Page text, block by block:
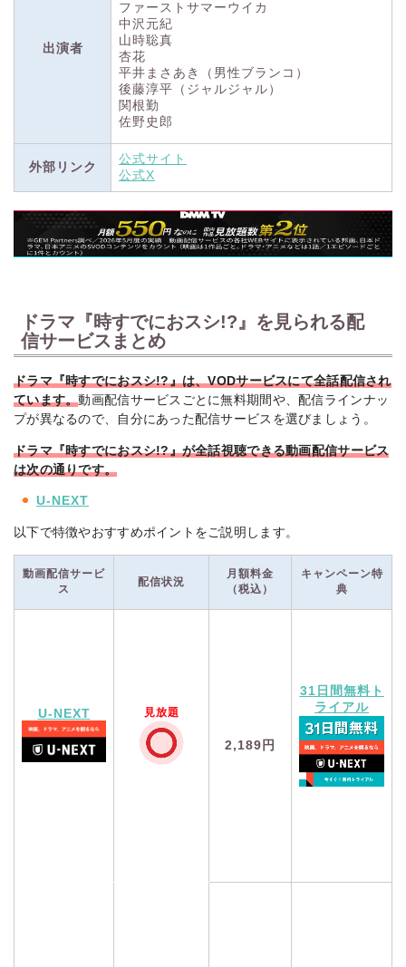
出演者
ファーストサマーウイカ
中沢元紀
山時聡真
杏花
平井まさあき（男性ブランコ）
後藤淳平（ジャルジャル）
関根勤
佐野史郎
外部リンク
公式サイト
公式X
ドラマ『時すでにおスシ!?』を見られる配
信サービスまとめ
ドラマ『時すでにおスシ!?』は、VODサービスにて全話配信され
ています。動画配信サービスごとに無料期間や、配信ラインナッ
プが異なるので、自分にあった配信サービスを選びましょう。
ドラマ『時すでにおスシ!?』が全話視聴できる動画配信サービス
は次の通りです。
U-NEXT
以下で特徴やおすすめポイントをご説明します。
動画配信サービ
ス
配信状況
月額料金
（税込）
キャンペーン特
典
U-NEXT 見放題
2,189円
31日間無料ト
ライアル